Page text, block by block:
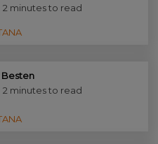
2 minutes to read
Besten
2 minutes to read